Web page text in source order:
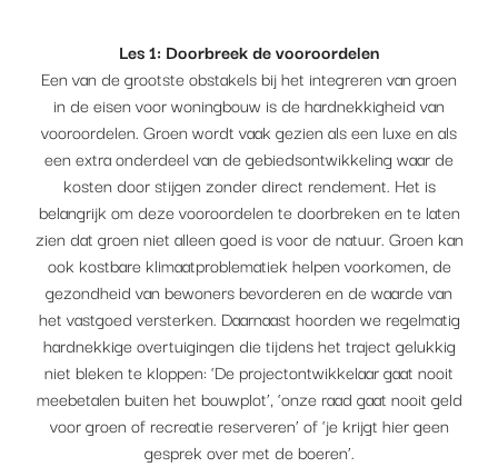
Les 1: Doorbreek de vooroordelen
Een van de grootste obstakels bij het integreren van groen
in de eisen voor woningbouw is de hardnekkigheid van
vooroordelen. Groen wordt vaak gezien als een luxe en als
een extra onderdeel van de gebiedsontwikkeling waar de
kosten door stijgen zonder direct rendement. Het is
belangrijk om deze vooroordelen te doorbreken en te laten
zien dat groen niet alleen goed is voor de natuur. Groen kan
ook kostbare klimaatproblematiek helpen voorkomen, de
gezondheid van bewoners bevorderen en de waarde van
het vastgoed versterken. Daarnaast hoorden we regelmatig
hardnekkige overtuigingen die tijdens het traject gelukkig
niet bleken te kloppen: ‘De projectontwikkelaar gaat nooit
meebetalen buiten het bouwplot’, ‘onze raad gaat nooit geld
voor groen of recreatie reserveren’ of ‘je krijgt hier geen
gesprek over met de boeren’.